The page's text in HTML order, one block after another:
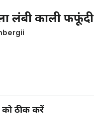
लंबी काली फफूंदी
ठीक करें